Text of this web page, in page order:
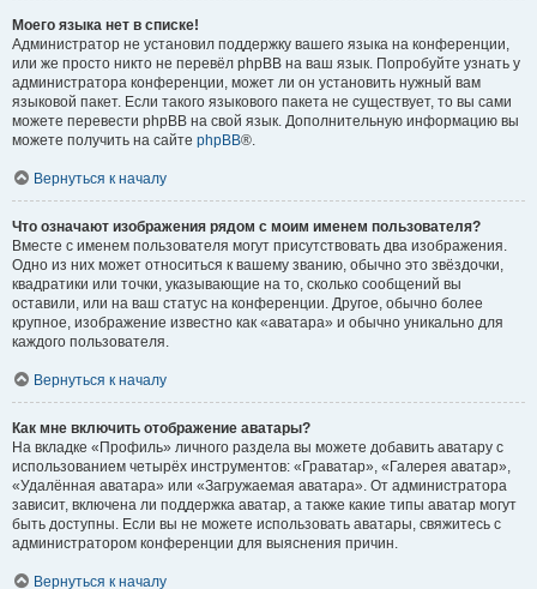
Моего языка нет в списке!
Администратор не установил поддержку вашего языка на конференции,
или же просто никто не перевёл phpBB на ваш язык. Попробуйте узнать у
администратора конференции, может ли он установить нужный вам
языковой пакет. Если такого языкового пакета не существует, то вы сами
можете перевести phpBB на свой язык. Дополнительную информацию вы
можете получить на сайте phpBB®.
Вернуться к началу
Что означают изображения рядом с моим именем пользователя?
Вместе с именем пользователя могут присутствовать два изображения.
Одно из них может относиться к вашему званию, обычно это звёздочки,
квадратики или точки, указывающие на то, сколько сообщений вы
оставили, или на ваш статус на конференции. Другое, обычно более
крупное, изображение известно как «аватара» и обычно уникально для
каждого пользователя.
Вернуться к началу
Как мне включить отображение аватары?
На вкладке «Профиль» личного раздела вы можете добавить аватару с
использованием четырёх инструментов: «Граватар», «Галерея аватар»,
«Удалённая аватара» или «Загружаемая аватара». От администратора
зависит, включена ли поддержка аватар, а также какие типы аватар могут
быть доступны. Если вы не можете использовать аватары, свяжитесь с
администратором конференции для выяснения причин.
Вернуться к началу